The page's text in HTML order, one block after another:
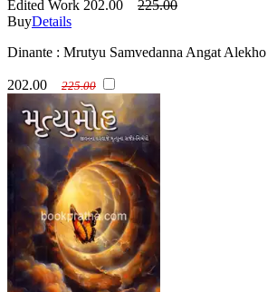
Edited Work 202.00
225.00
BuyDetails
Dinante : Mrutyu Samvedanna Angat Alekho
202.00 225.00